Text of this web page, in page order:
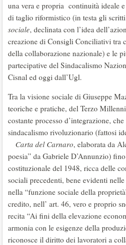
una vera e propria continuità ideale
di taglio riformistico (in testa gli
sociale, declinata con l’idea
creazione di Consigli Conciliativi tra
della collaborazione nazionale) e le
partecipative del Sindacalismo
Cisnal ed oggi dall’Ugl.
Tra la visione sociale di Giuseppe
teoriche e pratiche, del Terzo
costante processo d’integrazione,
sindacalismo rivoluzionario (fattosi
Carta del Carnaro, elaborata da
poesia” da Gabriele D’Annunzio)
costituzionale del 1948, ricca delle
sociali precedenti, bene evidenti
nella “funzione sociale della
credito, nell’ art. 46, vero e proprio
recita “Ai fini della elevazione
armonia con le esigenze della
riconosce il diritto dei lavoratori a